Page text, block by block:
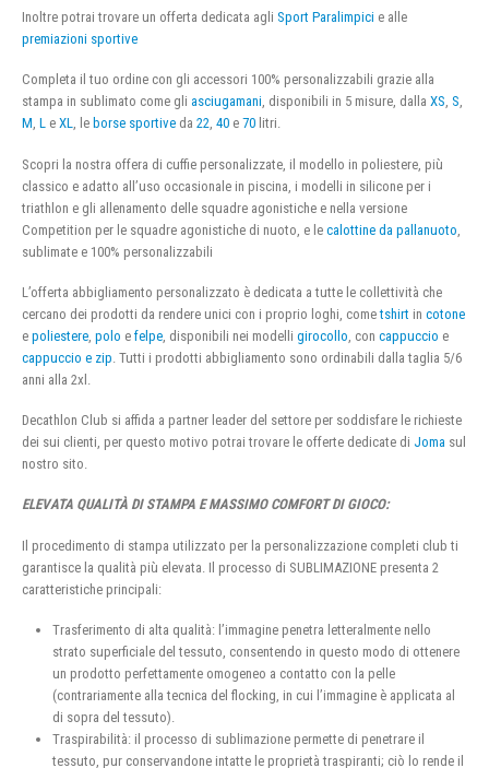
Inoltre potrai trovare un offerta dedicata agli Sport Paralimpici e alle
premiazioni sportive
Completa il tuo ordine con gli accessori 100% personalizzabili grazie alla
stampa in sublimato come gli asciugamani, disponibili in 5 misure, dalla XS, S,
M, L e XL, le borse sportive da 22, 40 e 70 litri.
Scopri la nostra offera di cuffie personalizzate, il modello in poliestere, più
classico e adatto all’uso occasionale in piscina, i modelli in silicone per i
triathlon e gli allenamento delle squadre agonistiche e nella versione
Competition per le squadre agonistiche di nuoto, e le calottine da pallanuoto
sublimate e 100% personalizzabili
L’offerta abbigliamento personalizzato è dedicata a tutte le collettività che
cercano dei prodotti da rendere unici con i proprio loghi, cometshirt in cotone
e poliestere polo e felpe , disponibili nei modelli girocollo , con cappuccio e
cappuccio e zip . Tutti i prodotti abbigliamento sono ordinabili dalla taglia 5/6
anni alla 2xl.
Decathlon Club si affida a partner leader del settore per soddisfare le richieste
dei sui clienti, per questo motivo potrai trovare le offerte dedicate di Joma sul
nostro sito.
ELEVATA QUALITÀ DI STAMPA E MASSIMO COMFORT DI GIOCO:
Il procedimento di stampa utilizzato per la personalizzazione completi club ti
garantisce la qualità più elevata. Il processo di SUBLIMAZIONE presenta 2
caratteristiche principali:
Trasferimento di alta qualità: l’immagine penetra letteralmente nello
strato superficiale del tessuto, consentendo in questo modo di ottenere
un prodotto perfettamente omogeneo a contatto con la pelle
(contrariamente alla tecnica del flocking, in cui l’immagine è applicata al
di sopra del tessuto).
Traspirabilità: il processo di sublimazione permette di penetrare il
tessuto, pur conservandone intatte le proprietà traspiranti; ciò lo rende il